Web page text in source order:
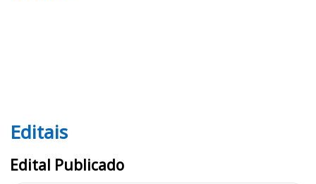
Editais
Editais
Edital Publicado